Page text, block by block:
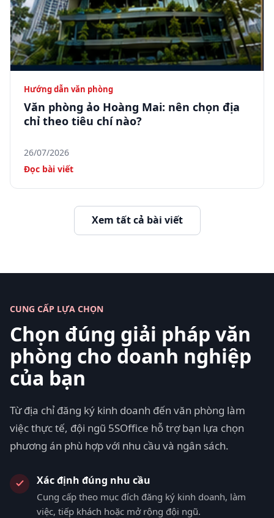
Hướng dẫn văn phòng
Văn phòng ảo Hoàng Mai: nên chọn địa
chỉ theo tiêu chí nào?
26/07/2026
Đọc bài viết
Xem tất cả bài viết
CUNG CẤP LỰA CHỌN
Chọn đúng giải pháp văn
phòng cho doanh nghiệp
của bạn
Từ địa chỉ đăng ký kinh doanh đến văn phòng làm
việc thực tế, đội ngũ 5SOffice hỗ trợ bạn lựa chọn
phương án phù hợp với nhu cầu và ngân sách.
Xác định đúng nhu cầu
Cung cấp theo mục đích đăng ký kinh doanh, làm
việc, tiếp khách hoặc mở rộng đội ngũ.